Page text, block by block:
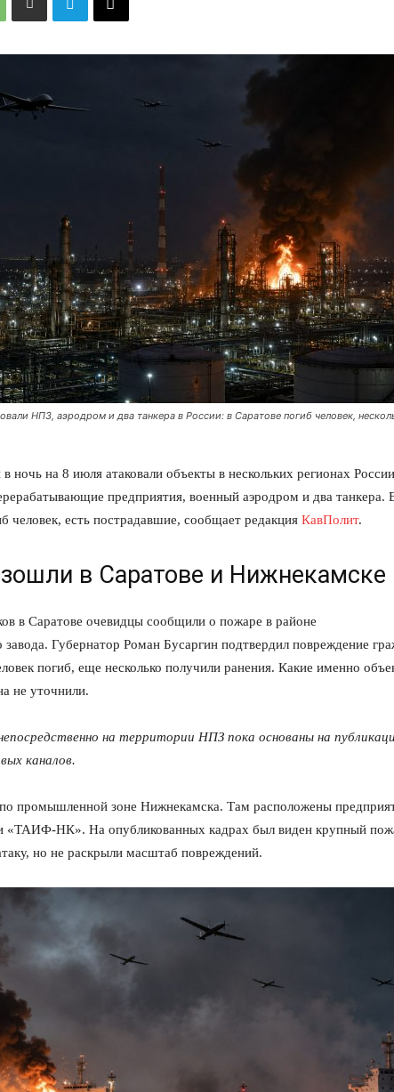
НПЗ, аэродром и два танкера в России: в Саратове погиб человек,
ночь на 8 июля атаковали объекты в нескольких регионах
предприятия, военный аэродром и два танкера.
человек, есть пострадавшие, сообщает редакция КавПолит.
в Саратове и Нижнекамске
в Саратове очевидцы сообщили о пожаре в районе
Губернатор Роман Бусаргин подтвердил повреждение
погиб, еще несколько получили ранения. Какие именно
не уточнили.
на территории НПЗ пока основаны на
каналов.
промышленной зоне Нижнекамска. Там расположены
«ТАИФ-НК». На опубликованных кадрах был виден крупный
но не раскрыли масштаб повреждений.